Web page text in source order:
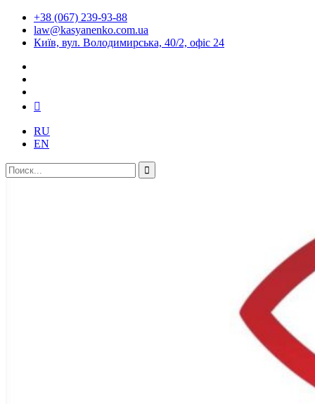
+38 (067) 239-93-88
law@kasyanenko.com.ua
Київ, вул. Володимирська, 40/2, офіс 24
RU
EN